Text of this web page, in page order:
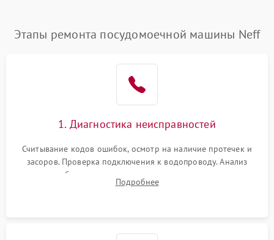
Этапы ремонта посудомоечной машины Neff
1. Диагностика неисправностей
Считывание кодов ошибок, осмотр на наличие протечек и
засоров. Проверка подключения к водопроводу. Анализ
жалоб на отсутствие слива, нагрева, вращения
разбрызгивателей или срабатывание системы защиты
Подробнее